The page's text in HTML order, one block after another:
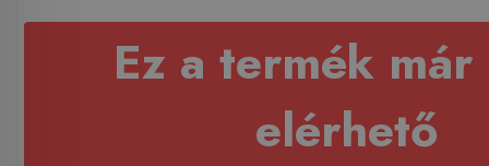
Ez a termék már
elérhető